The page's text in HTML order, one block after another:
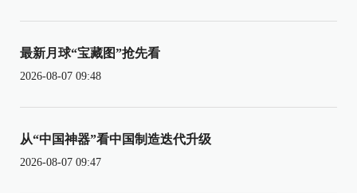
最新月球“宝藏图”抢先看
2026-08-07 09:48
从“中国神器”看中国制造迭代升级
2026-08-07 09:47